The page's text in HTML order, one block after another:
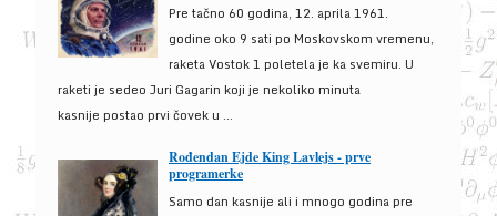
Pre tačno 60 godina, 12. aprila 1961.
godine oko 9 sati po Moskovskom vremenu,
raketa Vostok 1 poletela je ka svemiru. U
raketi je sedeo Juri Gagarin koji je nekoliko minuta
kasnije postao prvi čovek u ...
Rođendan Ejde King Lavlejs - prve
programerke
Samo dan kasnije ali i mnogo godina pre